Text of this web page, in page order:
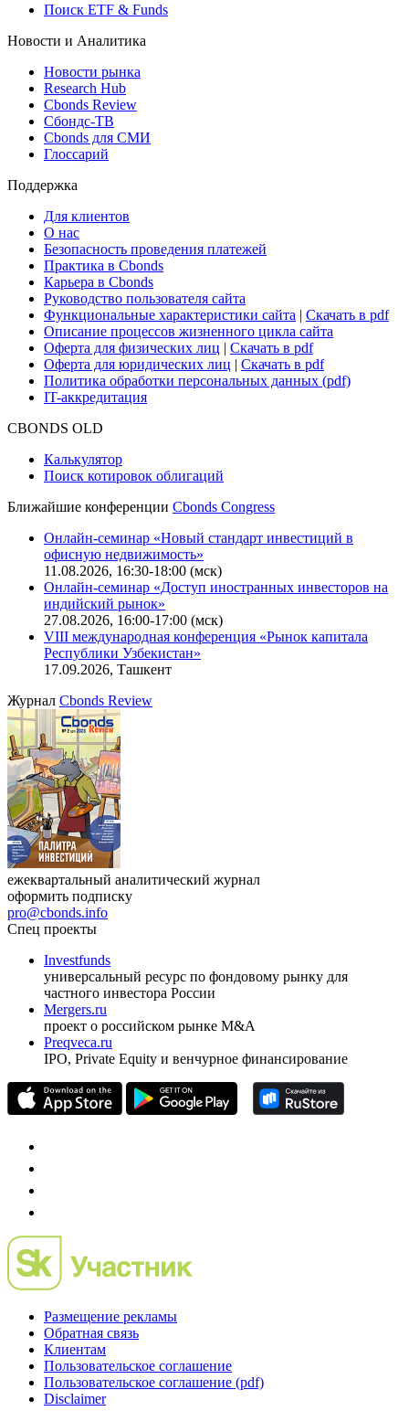
Поиск ETF & Funds
Новости и Аналитика
Новости рынка
Research Hub
Cbonds Review
Сбондс-ТВ
Cbonds для СМИ
Глоссарий
Поддержка
Для клиентов
О нас
Безопасность проведения платежей
Практика в Cbonds
Карьера в Cbonds
Руководство пользователя сайта
Функциональные характеристики сайта | Скачать в pdf
Описание процессов жизненного цикла сайта
Оферта для физических лиц | Скачать в pdf
Оферта для юридических лиц | Скачать в pdf
Политика обработки персональных данных (pdf)
IT-аккредитация
CBONDS OLD
Калькулятор
Поиск котировок облигаций
Ближайшие конференции Cbonds Congress
Онлайн-семинар «Новый стандарт инвестиций в
офисную недвижимость»
11.08.2026, 16:30-18:00 (мск)
Онлайн-семинар «Доступ иностранных инвесторов на
индийский рынок»
27.08.2026, 16:00-17:00 (мск)
VIII международная конференция «Рынок капитала
Республики Узбекистан»
17.09.2026, Ташкент
Журнал Cbonds Review
ежеквартальный аналитический журнал
оформить подписку
pro@cbonds.info
Спец проекты
Investfunds
универсальный ресурс по фондовому рынку для
частного инвестора России
Mergers.ru
проект о российском рынке M&A
Preqveca.ru
IPO, Private Equity и венчурное финансирование
Размещение рекламы
Обратная связь
Клиентам
Пользовательское соглашение
Пользовательское соглашение (pdf)
Disclaimer